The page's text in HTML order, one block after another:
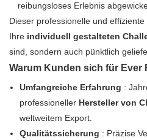
reibungsloses Erlebnis
Dieser professionelle und
Ihre individuell gestalteten
sind, sondern auch pünktlich
Warum Kunden sich für Ever
Umfangreiche Erfahrung :
professioneller Hersteller von
weltweitem Export.
Qualitätssicherung : Präzise